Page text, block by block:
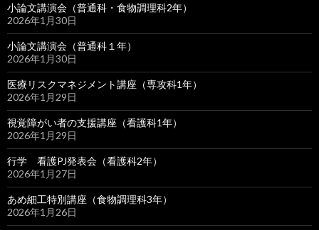
小論文講演会（普通科・食物調理科2年）
2026年1月30日
小論文講演会（普通科１年）
2026年1月30日
医療リスクマネジメント講座（専攻科1年）
2026年1月29日
視覚障がい者の支援講座（看護科1年）
2026年1月29日
行学 看護PJ発表会（看護科2年）
2026年1月27日
あめ細工特別講座（食物調理科3年）
2026年1月26日